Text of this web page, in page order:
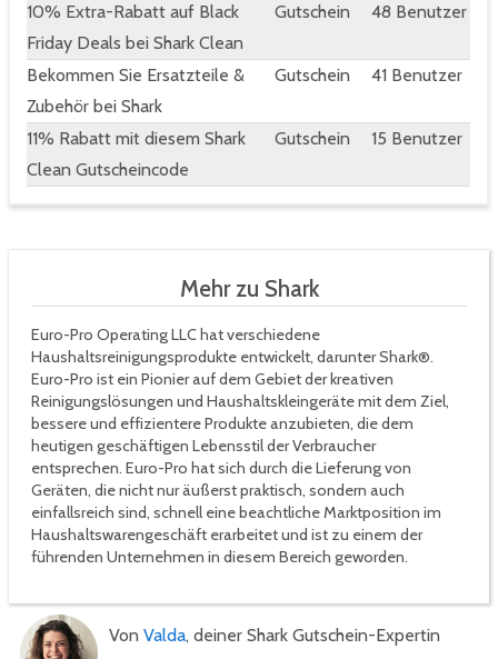
10% Extra-Rabatt auf Black
Friday Deals bei Shark Clean
Gutschein 48 Benutzer
Bekommen Sie Ersatzteile &
Zubehör bei Shark
Gutschein 41 Benutzer
11% Rabatt mit diesem Shark
Clean Gutscheincode
Gutschein 15 Benutzer
Mehr zu Shark
Euro-Pro Operating LLC hat verschiedene
Haushaltsreinigungsprodukte entwickelt, darunter Shark®.
Euro-Pro ist ein Pionier auf dem Gebiet der kreativen
Reinigungslösungen und Haushaltskleingeräte mit dem Ziel,
bessere und effizientere Produkte anzubieten, die dem
heutigen geschäftigen Lebensstil der Verbraucher
entsprechen. Euro-Pro hat sich durch die Lieferung von
Geräten, die nicht nur äußerst praktisch, sondern auch
einfallsreich sind, schnell eine beachtliche Marktposition im
Haushaltswarengeschäft erarbeitet und ist zu einem der
führenden Unternehmen in diesem Bereich geworden.
Von Valda, deiner Shark Gutschein-Expertin